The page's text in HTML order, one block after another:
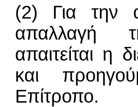
(2) Για την
απαλλαγή
απαιτείται η
και
Επίτροπο.